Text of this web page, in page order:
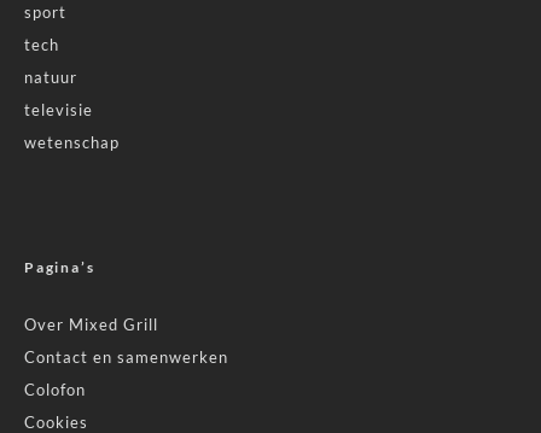
sport
tech
natuur
televisie
wetenschap
Pagina’s
Over Mixed Grill
Contact en samenwerken
Colofon
Cookies